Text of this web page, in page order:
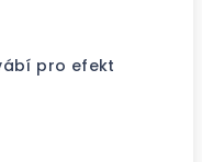
pro efekt